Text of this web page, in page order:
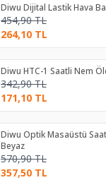
Diwu Dijital Lastik Hava
454,90TL
264,10 TL
Diwu HTC-1 Saatli Nem
342,90TL
171,10 TL
Diwu Optik Masaüstü
Beyaz
570,90TL
357,50 TL